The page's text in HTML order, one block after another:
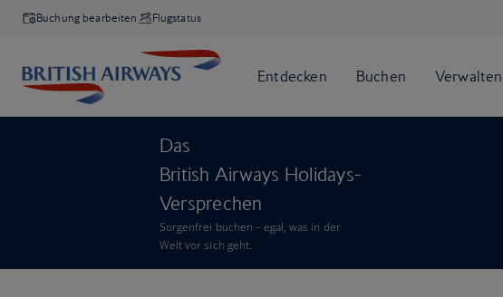
Buchung bearbeiten Flugstatus
Das
British Airways Holidays-
Versprechen
Sorgenfrei buchen – egal, was in der
Welt vor sich geht.